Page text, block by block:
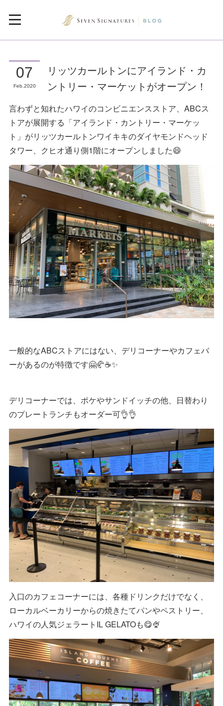
07
Feb 2020
リッツカールトンにアイランド・カ
ントリー・マーケットがオープン！
言わずと知れたハワイのコンビニエンスストア、ABCス
トアが展開する「アイランド・カントリー・マーケッ
ト」がリッツカールトンワイキキのダイヤモンドヘッド
タワー、クヒオ通り側1階にオープンしました😄
一般的なABCストアにはない、デリコーナーやカフェバ
ーがあるのが特徴です🤗🥐☕✨
デリコーナーでは、ポケやサンドイッチの他、日替わり
のプレートランチもオーダー可👌👌
入口のカフェコーナーには、各種ドリンクだけでなく、
ローカルベーカリーからの焼きたてパンやペストリー、
ハワイの人気ジェラートIL GELATOも😋🍨